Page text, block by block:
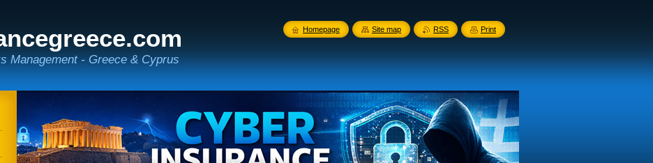
Management - Greece & Cyprus
Homepage Site map RSS Print